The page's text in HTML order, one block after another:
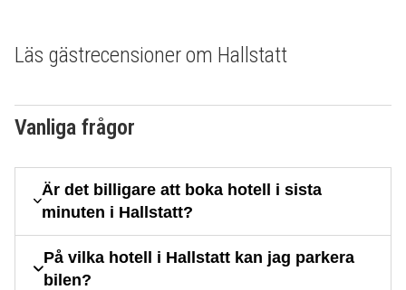
Läs gästrecensioner om Hallstatt
Vanliga frågor
Är det billigare att boka hotell i sista
minuten i Hallstatt?
På vilka hotell i Hallstatt kan jag parkera
bilen?